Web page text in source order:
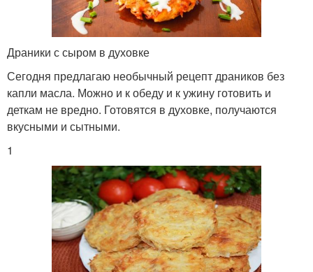
Драники с сыром в духовке
Сегодня предлагаю необычный рецепт драников без
капли масла. Можно и к обеду и к ужину готовить и
деткам не вредно. Готовятся в духовке, получаются
вкусными и сытными.
1